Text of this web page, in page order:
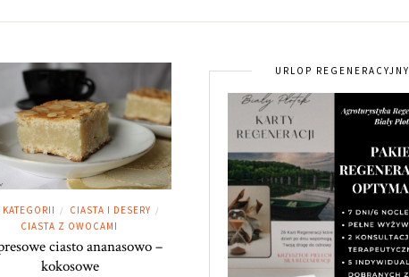
KATEGORII / CIASTA I DESERY /
CIASTA Z OWOCAMI
ciasto ananasowo –
kokosowe
URLOP REGENERACYJNY